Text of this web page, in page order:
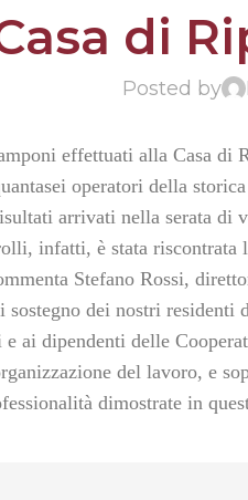
di
Posted by
effettuati alla Casa di
operatori della
arrivati nella serata di
infatti, è stata riscontrata
Stefano Rossi,
sostegno dei nostri
e ai dipendenti delle
del lavoro, e
dimostrate in